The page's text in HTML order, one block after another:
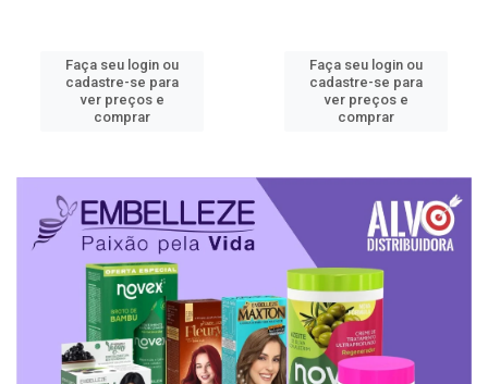
Faça seu login ou
cadastre-se para
ver preços e
comprar
Faça seu login ou
cadastre-se para
ver preços e
comprar